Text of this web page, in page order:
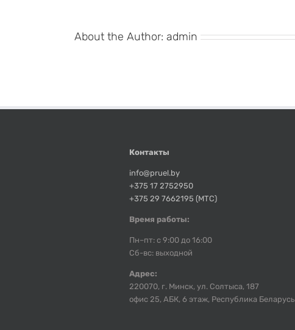
About the Author: admin
Контакты
info@pruel.by
+375 17 2752950
+375 29 7662195 (МТС)
Время работы:
Пн–пт: с 9:00 до 16:00
Сб-вс: выходной
Адрес:
220070, г. Минск, ул. Солтыса, 187
офис 25, АБК, 6 этаж, Республика Беларусь